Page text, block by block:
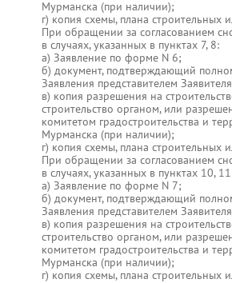
Мурманска (при наличии);
г) копия схемы, плана строительных
При обращении за согласованием
в случаях, указанных в пунктах 7, 8:
а) Заявление по форме N 6;
б) документ, подтверждающий
Заявления представителем
в) копия разрешения на
строительство органом, или
комитетом градостроительства и
Мурманска (при наличии);
г) копия схемы, плана строительных
При обращении за согласованием
в случаях, указанных в пунктах 10,
а) Заявление по форме N 7;
б) документ, подтверждающий
Заявления представителем
в) копия разрешения на
строительство органом, или
комитетом градостроительства и
Мурманска (при наличии);
г) копия схемы, плана строительных